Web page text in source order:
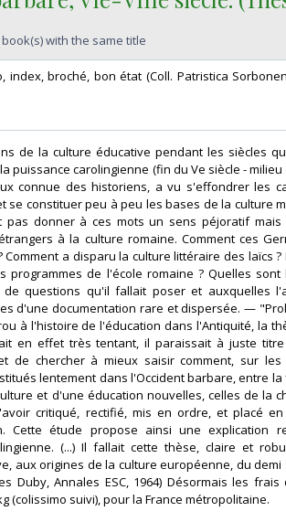
book(s) with the same title
index, broché, bon état (Coll. Patristica
de la culture éducative pendant les siècles
puissance carolingienne (fin du Ve siècle - milieu
connue des historiens, a vu s'effondrer les
se constituer peu à peu les bases de la culture
donner à ces mots un sens péjoratif mais
à la culture romaine. Comment ces
a disparu la culture littéraire des laïcs ?
programmes de l'école romaine ? Quelles
de questions qu'il fallait poser et auxquelles
d'une documentation rare et dispersée. —
à l'histoire de l'éducation dans l'Antiquité, la
en effet très tentant, il paraissait à juste
de chercher à mieux saisir comment, sur les
lentement dans l'Occident barbare, entre la
et d'une éducation nouvelles, celles de la
critiqué, rectifié, mis en ordre, et placé
Cette étude propose ainsi une explication
(...) Il fallait cette thèse, claire et
aux origines de la culture européenne, du demi
Duby, Annales ESC, 1964) Désormais les
(colissimo suivi), pour la France métropolitaine.‎